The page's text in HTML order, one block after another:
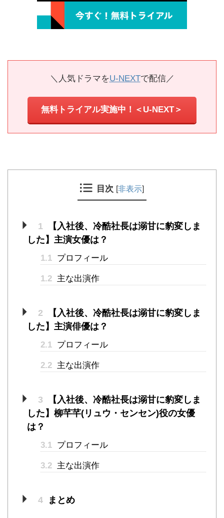
＼人気ドラマをU-NEXTで配信／
無料トライアル実施中！＜U-NEXT＞
目次 [非表示]
1
【入社後、冷酷社長は溺甘に豹変しま
した】主演女優は？
1.1 プロフィール
1.2 主な出演作
2
【入社後、冷酷社長は溺甘に豹変しま
した】主演俳優は？
2.1 プロフィール
2.2 主な出演作
3
【入社後、冷酷社長は溺甘に豹変しま
した】柳芊芊(リュウ・センセン)役の女優
は？
3.1 プロフィール
3.2 主な出演作
4 まとめ